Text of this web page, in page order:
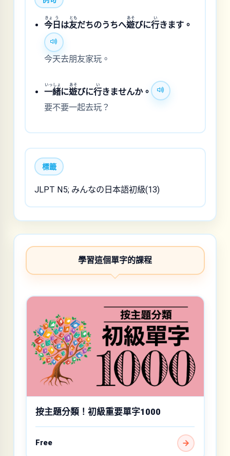
今
きょ
日
う
は友
とも
だちのうちへ遊
あそ
びに行
い
きます。
今天去朋友家玩。
一
いっ
緒
しょ
に遊
あそ
びに行
い
きませんか。
要不要一起去玩？
標籤
JLPT N5; みんなの日本語初級(13)
學習這個單字的課程
按主題分類！初級重要單字1000
Free